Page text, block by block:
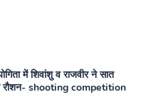
में शिवांशु व राजवीर ने सात
रौशन- shooting competition